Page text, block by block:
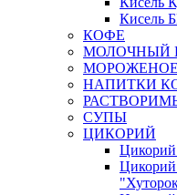
КОФЕ
МОЛОЧНЫЙ
МОРОЖЕНОЕ
НАПИТКИ
СУПЫ
ЦИКОРИЙ